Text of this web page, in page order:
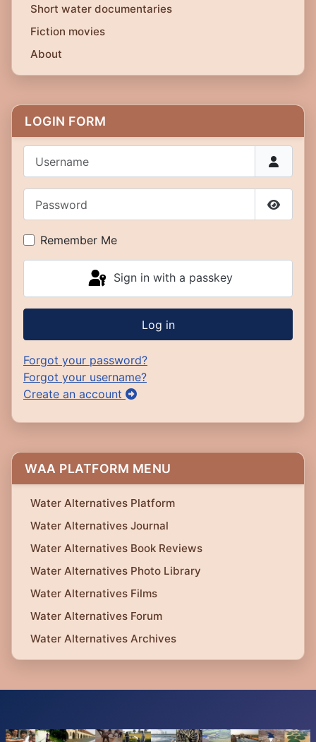
Short water documentaries
Fiction movies
About
LOGIN FORM
Show
Remember Me
Sign in with a passkey
Log in
Forgot your password?
Forgot your username?
Create an account
WAA PLATFORM MENU
Water Alternatives Platform
Water Alternatives Journal
Water Alternatives Book Reviews
Water Alternatives Photo Library
Water Alternatives Films
Water Alternatives Forum
Water Alternatives Archives